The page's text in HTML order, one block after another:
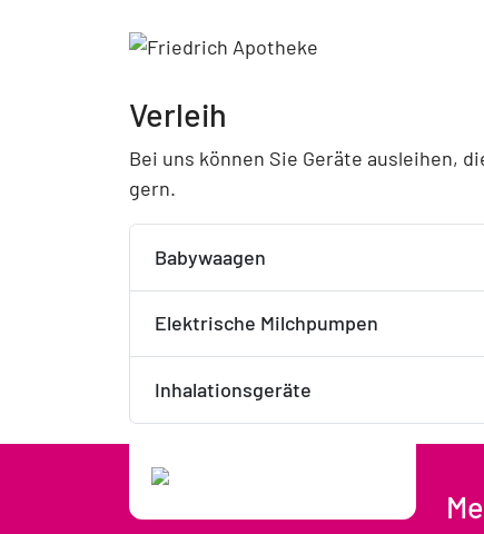
Verleih
Bei uns können Sie Geräte ausleihen,
gern.
Babywaagen
Elektrische Milchpumpen
Inhalationsgeräte